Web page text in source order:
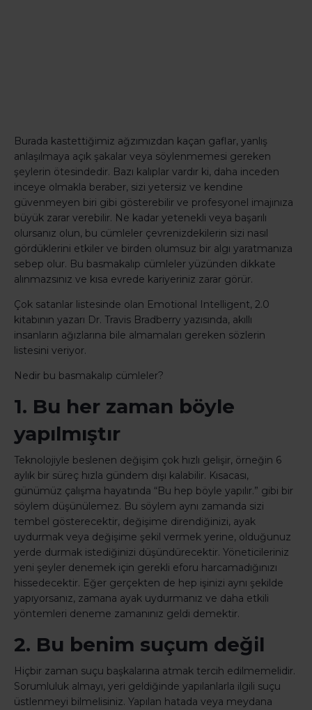
Burada kastettiğimiz ağzımızdan kaçan gaflar, yanlış
anlaşılmaya açık şakalar veya söylenmemesi gereken
şeylerin ötesindedir. Bazı kalıplar vardır ki, daha inceden
inceye olmakla beraber, sizi yetersiz ve kendine
güvenmeyen biri gibi gösterebilir ve profesyonel imajınıza
büyük zarar verebilir. Ne kadar yetenekli veya başarılı
olursanız olun, bu cümleler çevrenizdekilerin sizi nasıl
gördüklerini etkiler ve birden olumsuz bir algı yaratmanıza
sebep olur. Bu basmakalıp cümleler yüzünden dikkate
alınmazsınız ve kısa evrede kariyeriniz zarar görür.
Çok satanlar listesinde olan Emotional Intelligent, 2.0
kitabının yazarı Dr. Travis Bradberry yazısında, akıllı
insanların ağızlarına bile almamaları gereken sözlerin
listesini veriyor.
Nedir bu basmakalıp cümleler?
1. Bu her zaman böyle
yapılmıştır
Teknolojiyle beslenen değişim çok hızlı gelişir, örneğin 6
aylık bir süreç hızla gündem dışı kalabilir. Kısacası,
günümüz çalışma hayatında “Bu hep böyle yapılır.” gibi bir
söylem düşünülemez. Bu söylem aynı zamanda sizi
tembel gösterecektir, değişime direndiğinizi, ayak
uydurmak veya değişime şekil vermek yerine, olduğunuz
yerde durmak istediğinizi düşündürecektir. Yöneticileriniz
yeni şeyler denemek için gerekli eforu harcamadığınızı
hissedecektir. Eğer gerçekten de hep işinizi aynı şekilde
yapıyorsanız, zamana ayak uydurmanız ve daha etkili
yöntemleri deneme zamanınız geldi demektir.
2. Bu benim suçum değil
Hiçbir zaman suçu başkalarına atmak tercih edilmemelidir.
Sorumluluk almayı, yeri geldiğinde yapılanlarla ilgili suçu
üstlenmeyi bilmelisiniz. Yapılan hatada veya meydana